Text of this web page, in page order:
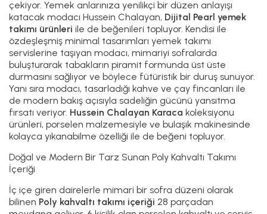
çekiyor. Yemek anlarınıza yenilikçi bir düzen anlayışı
katacak modacı Hussein Chalayan, Dijital Pearl yemek
takımı ürünleri ile de beğenileri topluyor. Kendisi ile
özdeşleşmiş minimal tasarımları yemek takımı
servislerine taşıyan modacı, mimariyi sofralarda
buluşturarak tabakların piramit formunda üst üste
durmasını sağlıyor ve böylece fütüristik bir duruş sunuyor.
Yanı sıra modacı, tasarladığı kahve ve çay fincanları ile
de modern bakış açısıyla sadeliğin gücünü yansıtma
fırsatı veriyor. Hussein Chalayan Karaca koleksiyonu
ürünleri, porselen malzemesiyle ve bulaşık makinesinde
kolayca yıkanabilme özelliği ile de beğeni topluyor.
Doğal ve Modern Bir Tarz Sunan Poly Kahvaltı Takımı
İçeriği
İç içe giren dairelerle mimari bir sofra düzeni olarak
bilinen Poly kahvaltı takımı içeriği 28 parçadan